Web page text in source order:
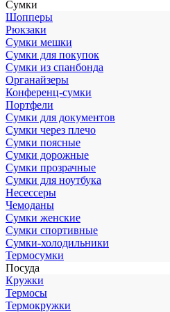
Сумки
Шопперы
Рюкзаки
Сумки мешки
Сумки для покупок
Сумки из спанбонда
Органайзеры
Конференц-сумки
Портфели
Сумки для документов
Сумки через плечо
Сумки поясные
Сумки дорожные
Сумки прозрачные
Сумки для ноутбука
Несессеры
Чемоданы
Сумки женские
Сумки спортивные
Сумки-холодильники
Термосумки
Посуда
Кружки
Термосы
Термокружки